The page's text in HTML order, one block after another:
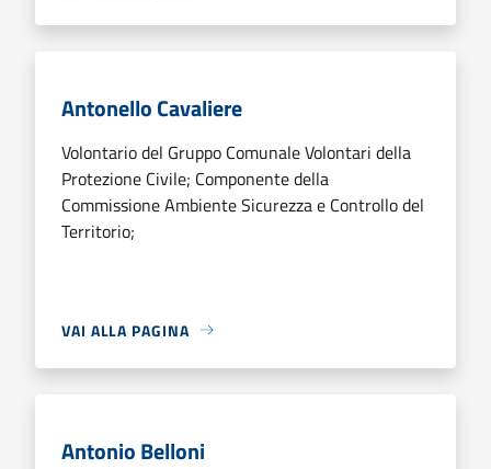
Antonello Cavaliere
Volontario del Gruppo Comunale Volontari della
Protezione Civile; Componente della
Commissione Ambiente Sicurezza e Controllo del
Territorio;
VAI ALLA PAGINA
Antonio Belloni